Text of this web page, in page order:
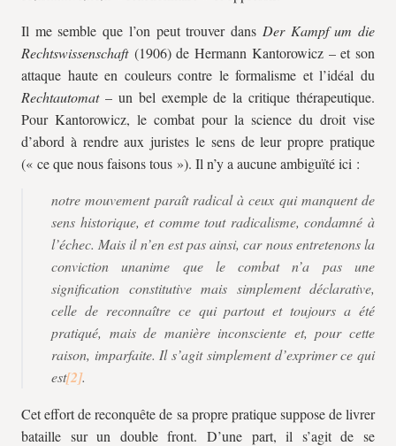
Il me semble que l’on peut trouver dans Der Kampf um die
Rechtswissenschaft (1906)de Hermann Kantorowicz – et son
attaque haute en couleurs contre le formalisme et l’idéal du
Rechtautomat– un bel exemple de la critique thérapeutique.
Pour Kantorowicz, le combat pour la science du droit vise
d’abord à rendre aux juristes le sens de leur propre pratique
(« ce que nous faisons tous »). Il n’y a aucune ambiguïté ici :
notre mouvement paraît radical à ceux qui manquent de
sens historique, et comme tout radicalisme, condamné à
l’échec. Mais il n’en est pas ainsi, car nous entretenons la
conviction unanime que le combat n’a pas une
signification constitutive mais simplement déclarative,
celle de reconnaître ce qui partout et toujours a été
pratiqué, mais de manière inconsciente et, pour cette
raison, imparfaite. Il s’agit simplement d’exprimer ce qui
est
.
Cet effort de reconquête de sa propre pratique suppose de livrer
bataille sur un double front. D’une part, il s’agit de se